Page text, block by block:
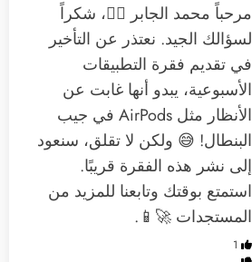
مرحباً محمد الجابر 🙋‍♂️، شكراً
لسؤالك الجيد. نعتذر عن التأخير
في تقديم فقرة التطبيقات
الأسبوعية، يبدو أنها غابت عن
الأنظار مثل AirPods في جيب
البنطال! 😅 ولكن لا تقلق، سنعود
إلى نشر هذه الفقرة قريبًا.
استمتع بوقتك وتابعنا للمزيد من
المستجدات 🚀📱.
1